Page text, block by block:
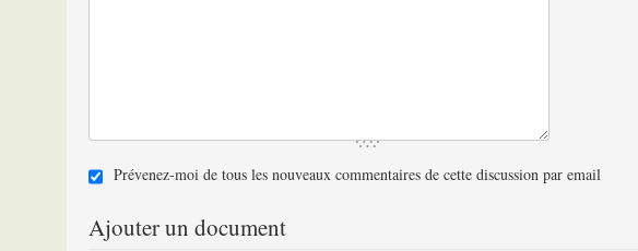
Prévenez-moi de tous les nouveaux commentaires de cette discussion par email
Ajouter un document